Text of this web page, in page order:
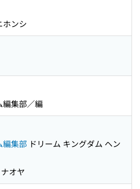
ンシ
編集部／編
編集部 ドリーム キングダム ヘン
オヤ